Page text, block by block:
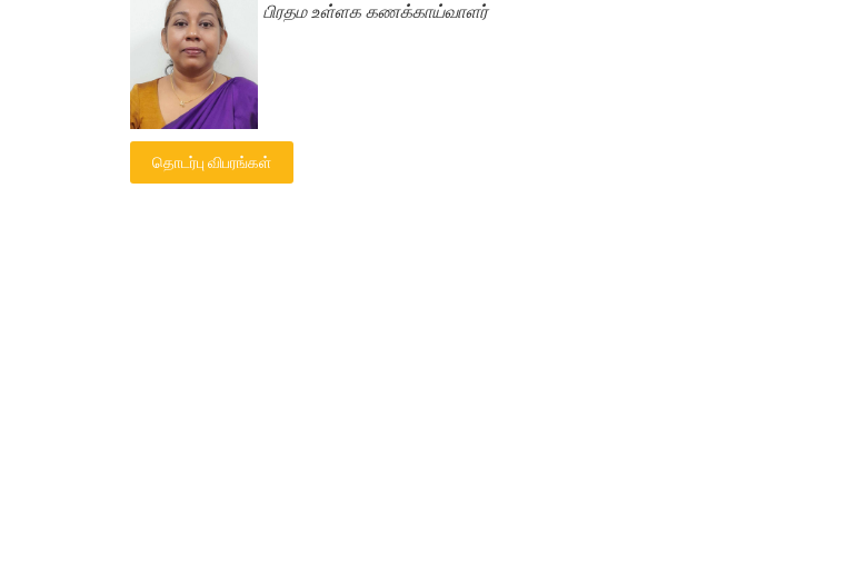
பிரதம உள்ளக கணக்காய்வாளர்
தொடர்பு விபரங்கள்